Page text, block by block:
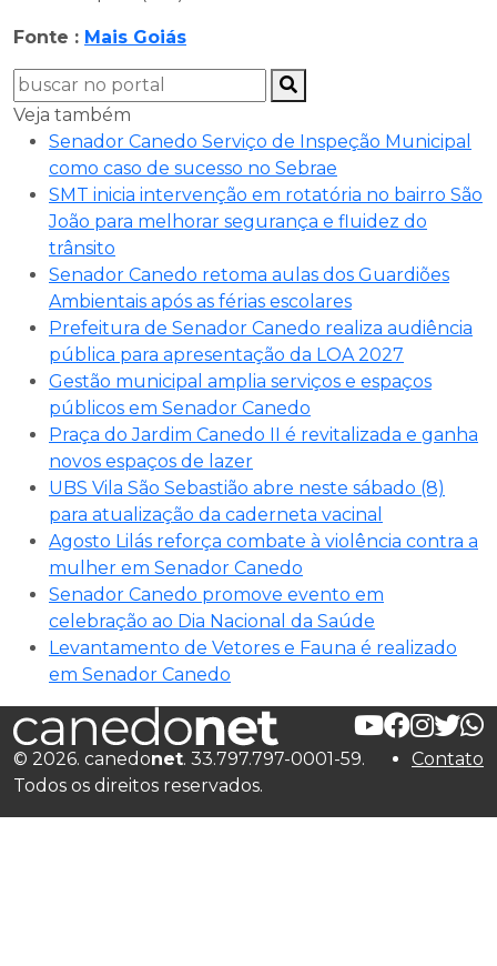
Fonte : Mais Goiás
Veja também
Senador Canedo Serviço de Inspeção Municipal
como caso de sucesso no Sebrae
SMT inicia intervenção em rotatória no bairro São
João para melhorar segurança e fluidez do
trânsito
Senador Canedo retoma aulas dos Guardiões
Ambientais após as férias escolares
Prefeitura de Senador Canedo realiza audiência
pública para apresentação da LOA 2027
Gestão municipal amplia serviços e espaços
públicos em Senador Canedo
Praça do Jardim Canedo II é revitalizada e ganha
novos espaços de lazer
UBS Vila São Sebastião abre neste sábado (8)
para atualização da caderneta vacinal
Agosto Lilás reforça combate à violência contra a
mulher em Senador Canedo
Senador Canedo promove evento em
celebração ao Dia Nacional da Saúde
Levantamento de Vetores e Fauna é realizado
em Senador Canedo
© 2026. canedonet. 33.797.797-0001-59.
Todos os direitos reservados.
Contato